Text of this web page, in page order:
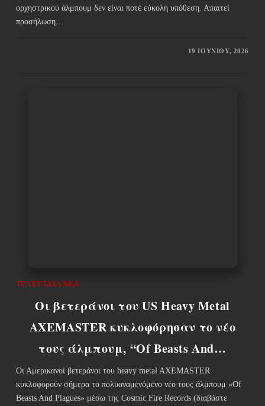
ορχηστρικού άλμπουμ δεν είναι ποτέ εύκολη υπόθεση. Απαιτεί
προσήλωση…
19 ΙΟΥΝΊΟΥ, 2026
ΤΕΛΕΥΤΑΊΑ ΝΈΑ
Οι βετεράνοι του US Heavy Metal
AXEMASTER κυκλοφόρησαν το νέο
τους άλμπουμ, “Of Beasts And…
Οι Αμερικανοί βετεράνοι του heavy metal AXEMASTER
κυκλοφορούν σήμερα το πολυαναμενόμενο νέο τους άλμπουμ «Of
Beasts And Plagues» μέσω της Cosmic Fire Records (διαβάστε